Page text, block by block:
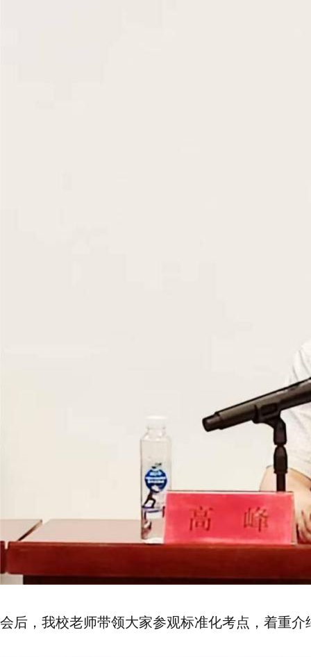
会后，我校老师带领大家参观标准化考点，着重